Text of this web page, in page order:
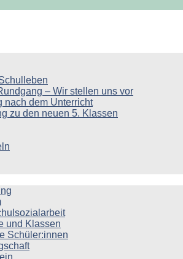
– Wir stellen uns vor
nach dem Unterricht
zu den neuen 5. Klassen
und Klassen
Schüler:innen